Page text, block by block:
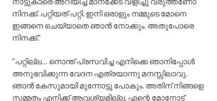
നിനക്ക്. പറ്റിയത് പറ്റി. ഇനി ഒരാളും നമ്മുടെ മോനെ
ഇങ്ങനെ ചെയ്യാതെ ഞാൻ നോക്കും. അതുപോരെ
നിനക്ക്.”
“പറ്റില്ല… നൊന്ത് പ്രസവിച്ച എനിക്കെ ഞാനിപ്പോൾ
അനുഭവിക്കുന്ന വേദന എത്രയാന്നു മനസ്സിലാവു.
ഞാൻ കേസുമായി മുന്നോട്ടു പോകും. അതിന് നിങ്ങളെ
സമ്മതം എനിക്ക് ആവശ്യമില്ല. എന്റെ മോനോട്